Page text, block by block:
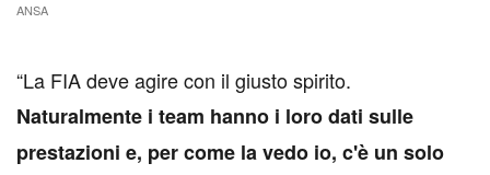
ANSA
“La FIA deve agire con il giusto spirito.
Naturalmente i team hanno i loro dati sulle
prestazioni e, per come la vedo io, c'è un solo